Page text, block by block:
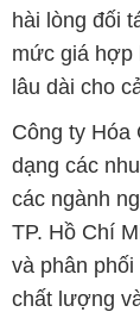
hài lòng đối
mức giá hợp
lâu dài cho
Công ty
dạng các
các ngành
TP. Hồ Chí
và phân
chất lượng